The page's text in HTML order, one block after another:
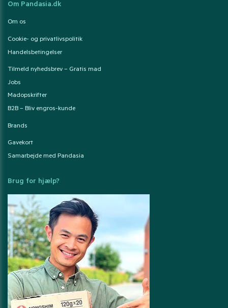
Om Pandasia.dk
Om os
Cookie- og privatlivspolitik
Handelsbetingelser
Tilmeld nyhedsbrev – Gratis mad
Jobs
Madopskrifter
B2B – Bliv engros-kunde
Brands
Gavekort
Samarbejde med Pandasia
Brug for hjælp?